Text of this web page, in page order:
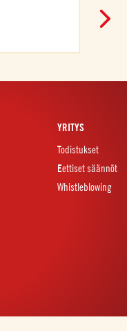
YRITYS
Todistukset
Eettiset säännöt
Whistleblowing